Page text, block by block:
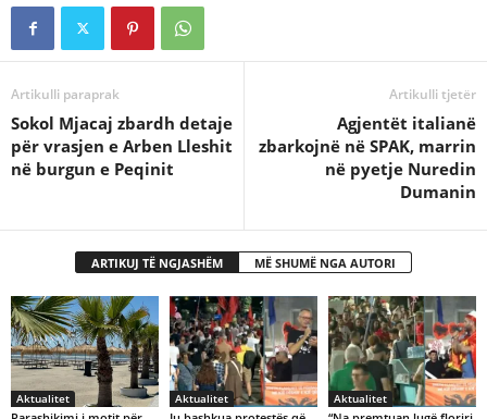
Artikulli paraprak
Sokol Mjacaj zbardh detaje
për vrasjen e Arben Lleshit
në burgun e Peqinit
Artikulli tjetër
Agjentët italianë
zbarkojnë në SPAK, marrin
në pyetje Nuredin
Dumanin
ARTIKUJ TË NGJASHËM MË SHUMË NGA AUTORI
Aktualitet Aktualitet Aktualitet